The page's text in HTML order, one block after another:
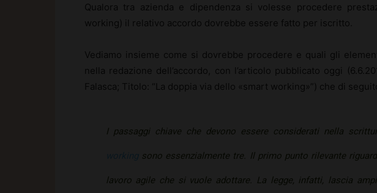
Qualora tra azienda e dipendenza si volesse procedere
working) il relativo accordo dovrebbe essere fatto per iscritto.
Vediamo insieme come si dovrebbe procedere e quali gli
nella redazione dell’accordo, con l’articolo pubblicato oggi
Falasca; Titolo: “La doppia via dello «smart working»”) che di
I passaggi chiave che devono essere considerati nella
sono essenzialmente tre. Il primo punto rilevante
lavoro agile che si vuole adottare. La legge, infatti, lascia